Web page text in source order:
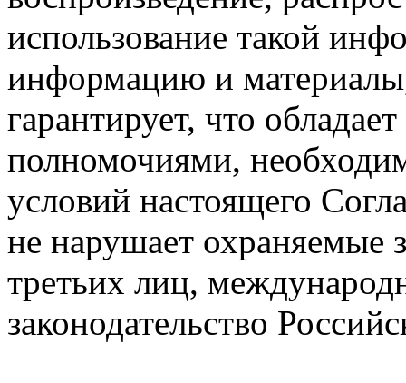
использование такой
информацию и
гарантирует, что
полномочиями,
условий настоящего
не нарушает охраняемые
третьих лиц,
законодательство